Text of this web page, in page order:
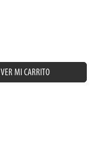
VER MI CARRITO